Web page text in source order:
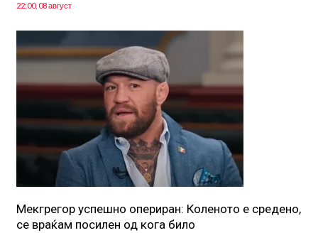
22:00, 08 август
Мекгрегор успешно опериран: Коленото е средено,
се враќам посилен од кога било